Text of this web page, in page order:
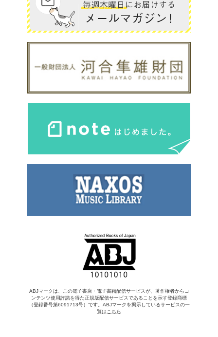
ABJマークは、この電子書店・電子書籍配信サービスが、著作権者からコ
ンテンツ使用許諾を得た正規版配信サービスであることを示す登録商標
（登録番号第6091713号）です。ABJマークを掲示しているサービスの一
覧は こちら